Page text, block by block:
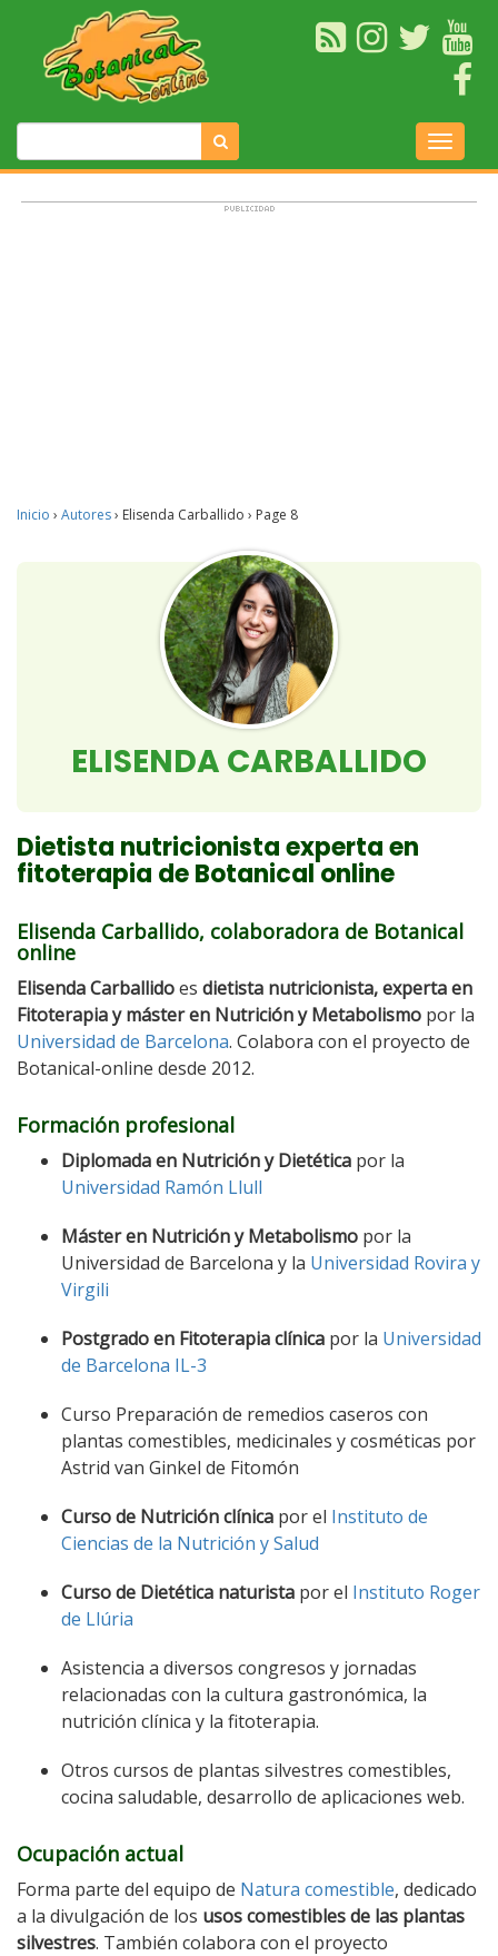
Inicio › Autores› Elisenda Carballido › Page 8
ELISENDA CARBALLIDO
Dietista nutricionista experta en
fitoterapia de Botanical online
Elisenda Carballido, colaboradora de Botanical
online
Elisenda Carballidoes dietista nutricionista, experta en
Fitoterapia y máster en Nutrición y Metabolismo por la
Universidad de Barcelona. Colabora con el proyecto de
Botanical-online desde 2012.
Formación profesional
Diplomada en Nutrición y Dietética por la
Universidad Ramón Llull
Máster en Nutrición y Metabolismo por la
Universidad de Barcelona y la Universidad Rovira y
Virgili
Postgrado en Fitoterapia clínica por la Universidad
de Barcelona IL-3
Curso Preparación de remedios caseros con
plantas comestibles, medicinales y cosméticas por
Astrid van Ginkel de Fitomón
Curso de Nutrición clínica por el Instituto de
Ciencias de la Nutrición y Salud
Curso de Dietética naturista por el Instituto Roger
de Llúria
Asistencia a diversos congresos y jornadas
relacionadas con la cultura gastronómica, la
nutrición clínica y la fitoterapia.
Otros cursos de plantas silvestres comestibles,
cocina saludable, desarrollo de aplicaciones web.
Ocupación actual
Forma parte del equipo de Natura comestible, dedicado
a la divulgación de los usos comestibles de las plantas
silvestres. También colabora con el proyecto